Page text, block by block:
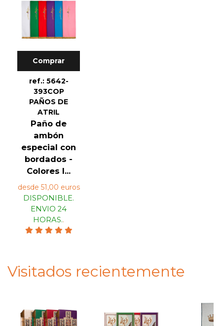
Comprar
ref.: 5642-
393COP
PAÑOS DE
ATRIL
Paño de
ambón
especial con
bordados -
Colores l...
desde 51,00 euros
DISPONIBLE.
ENVIO 24
HORAS..
Visitados recientemente